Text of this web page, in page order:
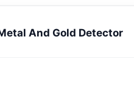
And Gold Detector